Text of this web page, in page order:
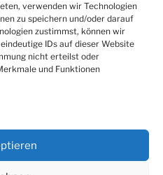
verwenden wir Technologien
zu speichern und/oder darauf
zustimmst, können wir
IDs auf dieser Website
nicht erteilst oder
und Funktionen